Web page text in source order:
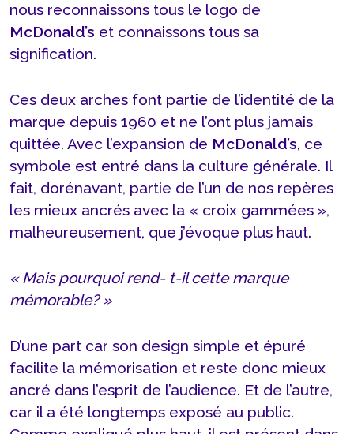
nous reconnaissons tous le logo de
McDonald’s et connaissons tous sa
signification.
Ces deux arches font partie de l’identité de la
marque depuis 1960 et ne l’ont plus jamais
quittée. Avec l’expansion de McDonald’s, ce
symbole est entré dans la culture générale. Il
fait, dorénavant, partie de l’un de nos repères
les mieux ancrés avec la « croix gammées »,
malheureusement, que j’évoque plus haut.
« Mais pourquoi rend- t-il cette marque
mémorable? »
D’une part car son design simple et épuré
facilite la mémorisation et reste donc mieux
ancré dans l’esprit de l’audience. Et de l’autre,
car il a été longtemps exposé au public.